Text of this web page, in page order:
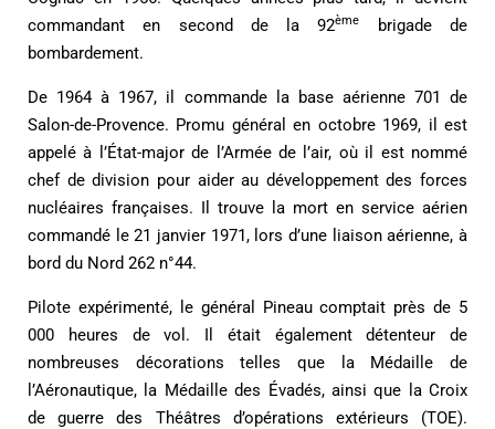
commandant en second de la 92ème
brigade de
bombardement.
De 1964 à 1967, il commande la base aérienne 701 de
Salon-de-Provence. Promu général en octobre 1969, il est
appelé à l’État-major de l’Armée de l’air, où il est nommé
chef de division pour aider au développement des forces
nucléaires françaises. Il trouve la mort en service aérien
commandé le 21 janvier 1971, lors d’une liaison aérienne, à
bord du Nord 262 n°44.
Pilote expérimenté, le général Pineau comptait près de 5
000 heures de vol. Il était également détenteur de
nombreuses décorations telles que la Médaille de
l’Aéronautique, la Médaille des Évadés, ainsi que la Croix
de guerre des Théâtres d’opérations extérieurs (TOE).